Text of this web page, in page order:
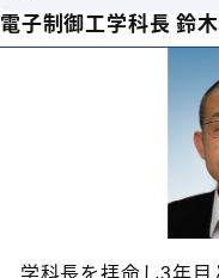
電子制御工学科長 鈴